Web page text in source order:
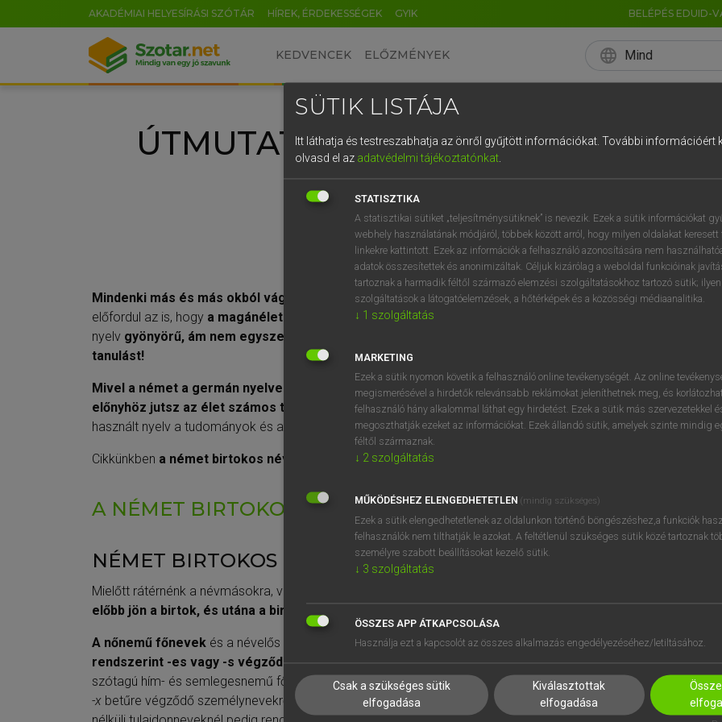
AKADÉMIAI HELYESÍRÁSI SZÓTÁR HÍREK, ÉRDEKESSÉGEK GYIK BELÉPÉS EDUID-
language Mind
KEDVENCEK ELŐZMÉNYEK
ÚTMUTATÓ A NÉMET BIRTOKOS
Mindenki más és más okból vág bele a némettanulásba.Van, akit a gazdag németkultúra vonz,mások
előfordul az is, hogy a magánélet okán válik fontossá a nyelvtudás. Akármelyik csoportba tartozol is, készülj
nyelv gyönyörű, ám nem egyszerű…
tanulást!
Mivel a német a germán nyelvek családjába tartozik, előnnyel indulsz, ha beszélsz angolul,esetleg
előnyhöz jutsz az élet számos területén.
Németül beszélnek ugyanisa legtöbben az Európai Unióban
használt nyelv a tudományok és a fejlesztések világában is.
Cikkünkben a német birtokos névmásokról tudhatsz meg minden fontosat!
A NÉMET BIRTOKOS SZERKEZET LÉNYEGE
NÉMET BIRTOKOS NÉVMÁSOK A GYAKORLATBAN
Mielőtt rátérnénk a névmásokra, vegyük át röviden, hogyan is néz ki
előbb jön a birtok, és utána a birtokos.
A nőnemű főnevek és a névelős tulajdonnevek általábannem kapnak speciális végződést. Egyes
rendszerint -es vagy -s végződést kapnak(például:das Buch des Lehrers – a tanár könyve). Az-esvégződés
szótagú hím- és semlegesnemű főnevek esetén szokott előfordulni, valamint akkor, ha ez a főnév
-s, -ss, -ß, -
-x betűre végződő személynevekről van épp szó, írásban csak aposztrófot használunk. Több szótagú
SÜTIK LISTÁJA
Itt láthatja és testreszabhatja az önről gyűjtött információkat. További információért
olvasd el az adatvédelmi tájékoztatónkat.
STATISZTIKA
A statisztikai sütiket „teljesítménysütiknek” is nevezik. Ezek a sütik információkat
webhely használatának módjáról, többek között arról, hogy milyen oldalakat keresett
linkekre kattintott. Ezek az információk a felhasználó azonosítására nem
adatok összesítettek és anonimizáltak. Céljuk kizárólag a weboldal funkcióinak
tartoznak a harmadik féltől származó elemzési szolgáltatásokhoz tartozó sütik;
szolgáltatások a látogatóelemzések, a hőtérképek és a közösségi médiaanalitika.
↓ 1 szolgáltatás
MARKETING
Ezek a sütik nyomon követik a felhasználó online tevékenységét. Az online
megismerésével a hirdetők relevánsabb reklámokat jeleníthetnek meg, és
felhasználó hány alkalommal láthat egy hirdetést. Ezek a sütik más szervezetekkel
megoszthatják ezeket az információkat. Ezek állandó sütik, amelyek szinte mindig
féltől származnak.
↓ 2 szolgáltatás
MŰKÖDÉSHEZ ELENGEDHETETLEN (mindig szükséges)
Ezek a sütik elengedhetetlenek az oldalunkon történő böngészéshez,a funkciók
felhasználók nem tilthatják le azokat. A feltétlenül szükséges sütik közé tartoznak
személyre szabott beállításokat kezelő sütik.
↓ 3 szolgáltatás
ÖSSZES APP ÁTKAPCSOLÁSA
Használja ezt a kapcsolót az összes alkalmazás engedélyezéséhez/letiltásához.
Csak a szükséges sütik
elfogadása
Kiválasztottak
elfogadása
EN HU DE CN FR ES IT NL RU
q w e
a s d f